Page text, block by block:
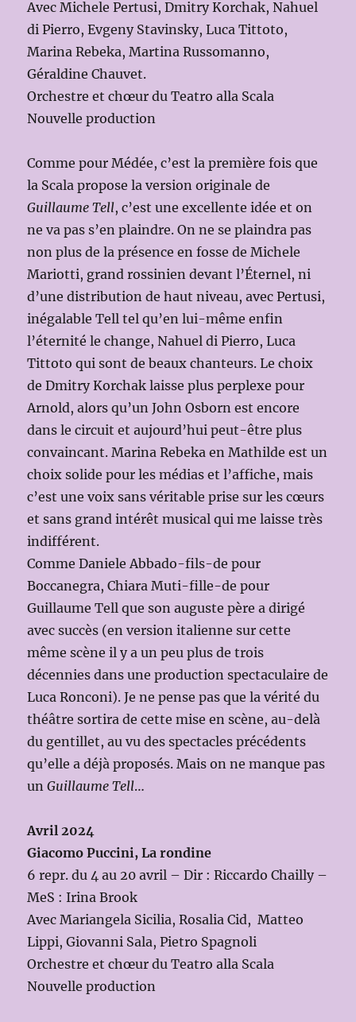
Avec Michele Pertusi, Dmitry Korchak, Nahuel
di Pierro, Evgeny Stavinsky, Luca Tittoto,
Marina Rebeka, Martina Russomanno,
Géraldine Chauvet.
Orchestre et chœur du Teatro alla Scala
Nouvelle production
Comme pour Médée, c’est la première fois que
la Scala propose la version originale de
Guillaume Tell, c’est une excellente idée et on
ne va pas s’en plaindre. On ne se plaindra pas
non plus de la présence en fosse de Michele
Mariotti, grand rossinien devant l’Éternel, ni
d’une distribution de haut niveau, avec Pertusi,
inégalable Tell tel qu’en lui-même enfin
l’éternité le change, Nahuel di Pierro, Luca
Tittoto qui sont de beaux chanteurs. Le choix
de Dmitry Korchak laisse plus perplexe pour
Arnold, alors qu’un John Osborn est encore
dans le circuit et aujourd’hui peut-être plus
convaincant. Marina Rebeka en Mathilde est un
choix solide pour les médias et l’affiche, mais
c’est une voix sans véritable prise sur les cœurs
et sans grand intérêt musical qui me laisse très
indifférent.
Comme Daniele Abbado-fils-de pour
Boccanegra, Chiara Muti-fille-de pour
Guillaume Tell que son auguste père a dirigé
avec succès (en version italienne sur cette
même scène il y a un peu plus de trois
décennies dans une production spectaculaire de
Luca Ronconi). Je ne pense pas que la vérité du
théâtre sortira de cette mise en scène, au-delà
du gentillet, au vu des spectacles précédents
qu’elle a déjà proposés. Mais on ne manque pas
unGuillaume Tell…
Avril 2024
Giacomo Puccini, La rondine
6 repr. du 4 au 20 avril – Dir : Riccardo Chailly –
MeS : Irina Brook
Avec Mariangela Sicilia, Rosalia Cid, Matteo
Lippi, Giovanni Sala, Pietro Spagnoli
Orchestre et chœur du Teatro alla Scala
Nouvelle production